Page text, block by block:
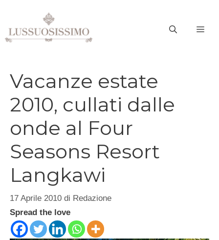
contenuto
Vacanze estate
2010, cullati dalle
onde al Four
Seasons Resort
Langkawi
17 Aprile 2010 di Redazione
Spread the love